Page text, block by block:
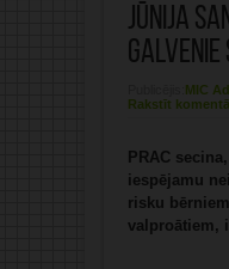
jūnija
galvenie
MIC
Rakstīt
PRAC
iespējamu
risku
valproātiem,